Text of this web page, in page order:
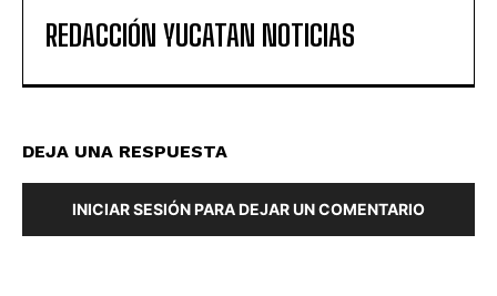
REDACCIÓN YUCATAN NOTICIAS
DEJA UNA RESPUESTA
INICIAR SESIÓN PARA DEJAR UN COMENTARIO